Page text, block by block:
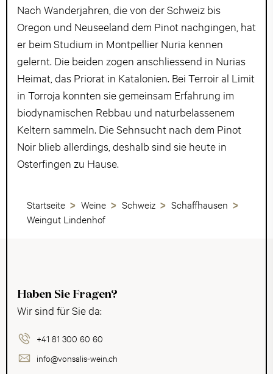
Nach Wanderjahren, die von der Schweiz bis
Oregon und Neuseeland dem Pinot nachgingen, hat
er beim Studium in Montpellier Nuria kennen
gelernt. Die beiden zogen anschliessend in Nurias
Heimat, das Priorat in Katalonien. Bei Terroir al Limit
in Torroja konnten sie gemeinsam Erfahrung im
biodynamischen Rebbau und naturbelassenem
Keltern sammeln. Die Sehnsucht nach dem Pinot
Noir blieb allerdings, deshalb sind sie heute in
Osterfingen zu Hause.
Startseite Weine Schweiz
Schaffhausen
Weingut Lindenhof
Haben Sie Fragen?
Wir sind für Sie da:
+41 81 300 60 60
info@vonsalis-wein.ch